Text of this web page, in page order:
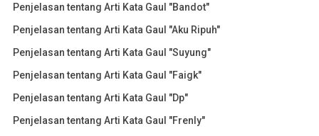
Penjelasan tentang Arti Kata Gaul "Bandot"
Penjelasan tentang Arti Kata Gaul "Aku Ripuh"
Penjelasan tentang Arti Kata Gaul "Suyung"
Penjelasan tentang Arti Kata Gaul "Faigk"
Penjelasan tentang Arti Kata Gaul "Dp"
Penjelasan tentang Arti Kata Gaul "Frenly"